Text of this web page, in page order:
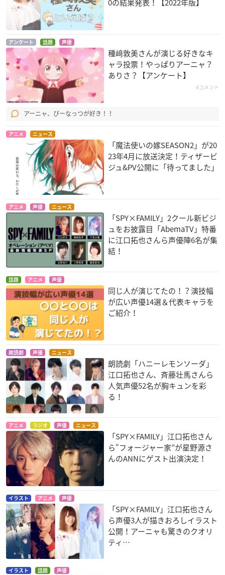
0の結果発表！【2022年版】
アンケート 話題 声優
種﨑敦美さんが演じる好きなキ
ャラ投票！やっぱりアーニャ？
ありさ？【アンケート】
4コメント
アーニャ、ぴーなっつが好き！！
アニメ ニュース
「魔法使いの嫁SEASON2」が20
23年4月に放送決定！ティザービ
ジュ&PV公開に「待ってました」
アニメ 声優 ニュース
「SPY×FAMILY」2クール新ビジ
ュをお披露目「AbemaTV」特番
に江口拓也さんら声優陣6名が集
結！
話題 アニメ 声優
同じ人が演じてたの！？演技幅
が広い声優14選＆代表キャラを
ご紹介！
朗読劇 声優 ニュース
朗読劇「ハニーレモンソーダ」
江口拓也さん、斉藤壮馬さんら
人気声優52名が胸キュンを彩
る！
アニメ ラジオ 声優 ニュース
「SPY×FAMILY」江口拓也さん
ら“フォージャー家”が星野源さ
んのANNにゲスト出演決定！
イラスト アニメ 声優
「SPY×FAMILY」江口拓也さん
ら声優3人が描きおろしイラスト
公開！アーニャも驚きのクオリ
ティ…
イラスト 話題 声優